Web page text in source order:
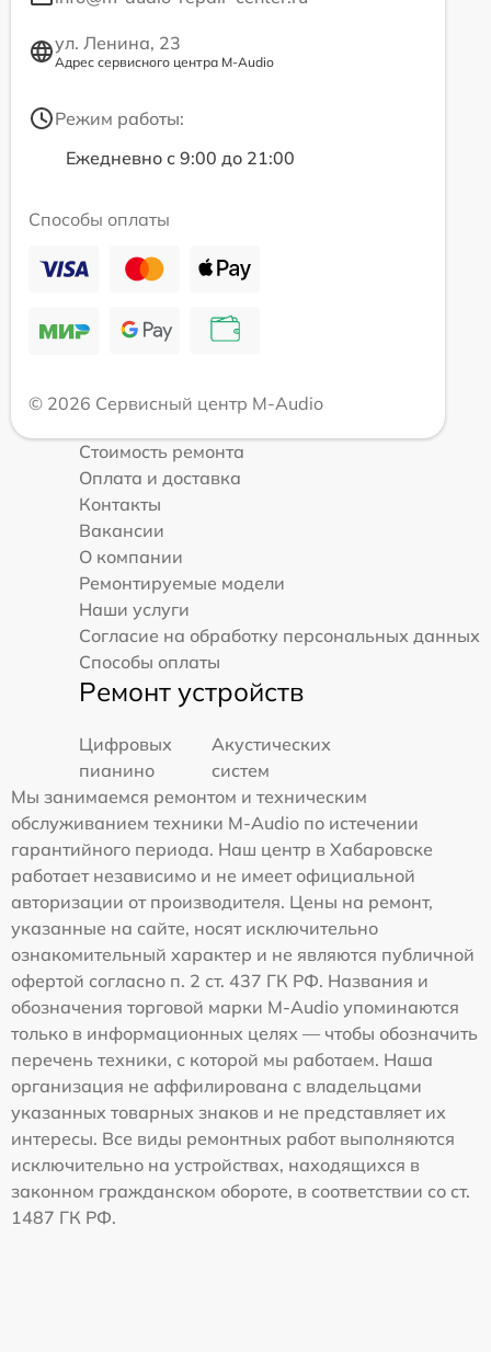
ул. Ленина, 23
Адрес сервисного центра M-Audio
Режим работы:
Ежедневно с 9:00 до 21:00
Способы оплаты
© 2026 Сервисный центр M-Audio
Стоимость ремонта
Оплата и доставка
Контакты
Вакансии
О компании
Ремонтируемые модели
Наши услуги
Согласие на обработку персональных данных
Способы оплаты
Ремонт устройств
Цифровых
пианино
Акустических
систем
Мы занимаемся ремонтом и техническим
обслуживанием техники M-Audio по истечении
гарантийного периода. Наш центр в Хабаровске
работает независимо и не имеет официальной
авторизации от производителя. Цены на ремонт,
указанные на сайте, носят исключительно
ознакомительный характер и не являются публичной
офертой согласно п. 2 ст. 437 ГК РФ. Названия и
обозначения торговой марки M-Audio упоминаются
только в информационных целях — чтобы обозначить
перечень техники, с которой мы работаем. Наша
организация не аффилирована с владельцами
указанных товарных знаков и не представляет их
интересы. Все виды ремонтных работ выполняются
исключительно на устройствах, находящихся в
законном гражданском обороте, в соответствии со ст.
1487 ГК РФ.